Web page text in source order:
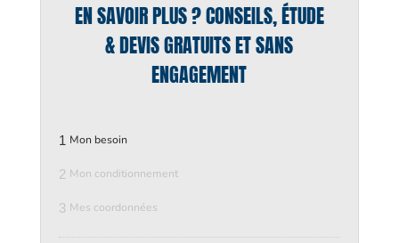
EN SAVOIR PLUS ? CONSEILS, ÉTUDE
& DEVIS GRATUITS ET SANS
ENGAGEMENT
1 Mon besoin
2 Mon conditionnement
3 Mes coordonnées